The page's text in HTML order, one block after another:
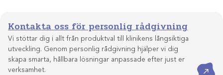
Kontakta oss för personlig rådgivning
Vi stöttar dig i allt från produktval till klinikens långsiktiga
utveckling. Genom personlig rådgivning hjälper vi dig
skapa smarta, hållbara lösningar anpassade efter just er
verksamhet.